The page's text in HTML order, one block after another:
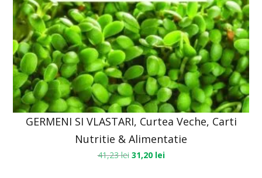
GERMENI SI VLASTARI, Curtea Veche, Carti
Nutritie & Alimentatie
41,23lei 31,20 lei